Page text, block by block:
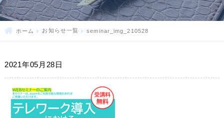
ホーム お知らせ一覧 seminar_img_210528
2021年05月28日